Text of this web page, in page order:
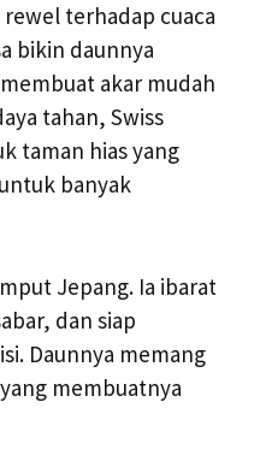
rewel terhadap cuaca
bikin daunnya
akar mudah
tahan, Swiss
taman hias yang
banyak
Jepang. Ia ibarat
dan siap
Daunnya memang
membuatnya